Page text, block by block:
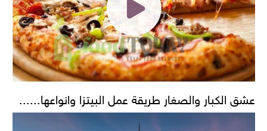
عشق الكبار والصغار طريقة عمل البيتزا وانواعها......